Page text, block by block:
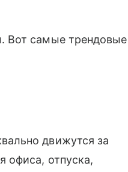
Вот самые трендовые
движутся за
офиса, отпуска,